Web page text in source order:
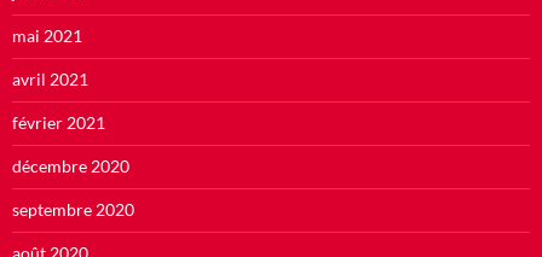
mai 2021
avril 2021
février 2021
décembre 2020
septembre 2020
août 2020